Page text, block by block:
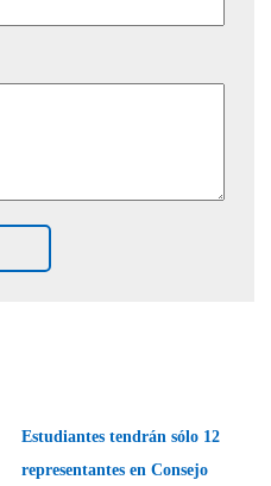
Estudiantes tendrán sólo 12
representantes en Consejo